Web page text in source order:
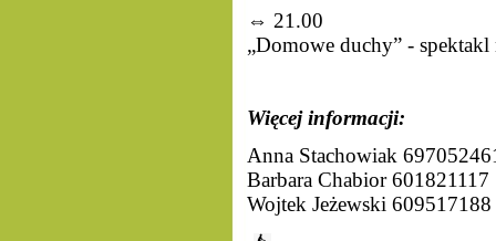
⇔ 21.00
„Domowe duchy” -
Więcej informacji:
Anna Stachowiak
Barbara Chabior 601821117
Wojtek Jeżewski 609517188